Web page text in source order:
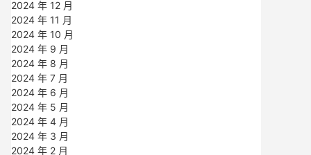
2024 年 12 月
2024 年 11 月
2024 年 10 月
2024 年 9 月
2024 年 8 月
2024 年 7 月
2024 年 6 月
2024 年 5 月
2024 年 4 月
2024 年 3 月
2024 年 2 月